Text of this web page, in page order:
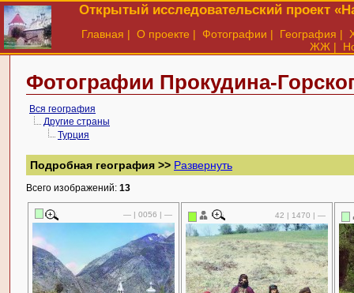
Открытый исследовательский проект
Главная | О проекте | Фотографии | География |
ЖЖ |
Фотографии Прокудина-
Вся география
Другие страны
Турция
Подробная география >> Развернуть
Всего изображений: 13
— | 0056 | — 42 | 1470 | —